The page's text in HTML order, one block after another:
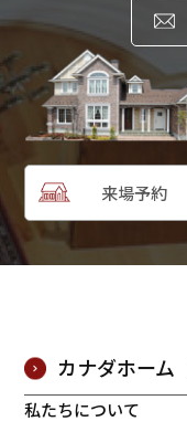
来場予約
カナダホーム
私たちについて